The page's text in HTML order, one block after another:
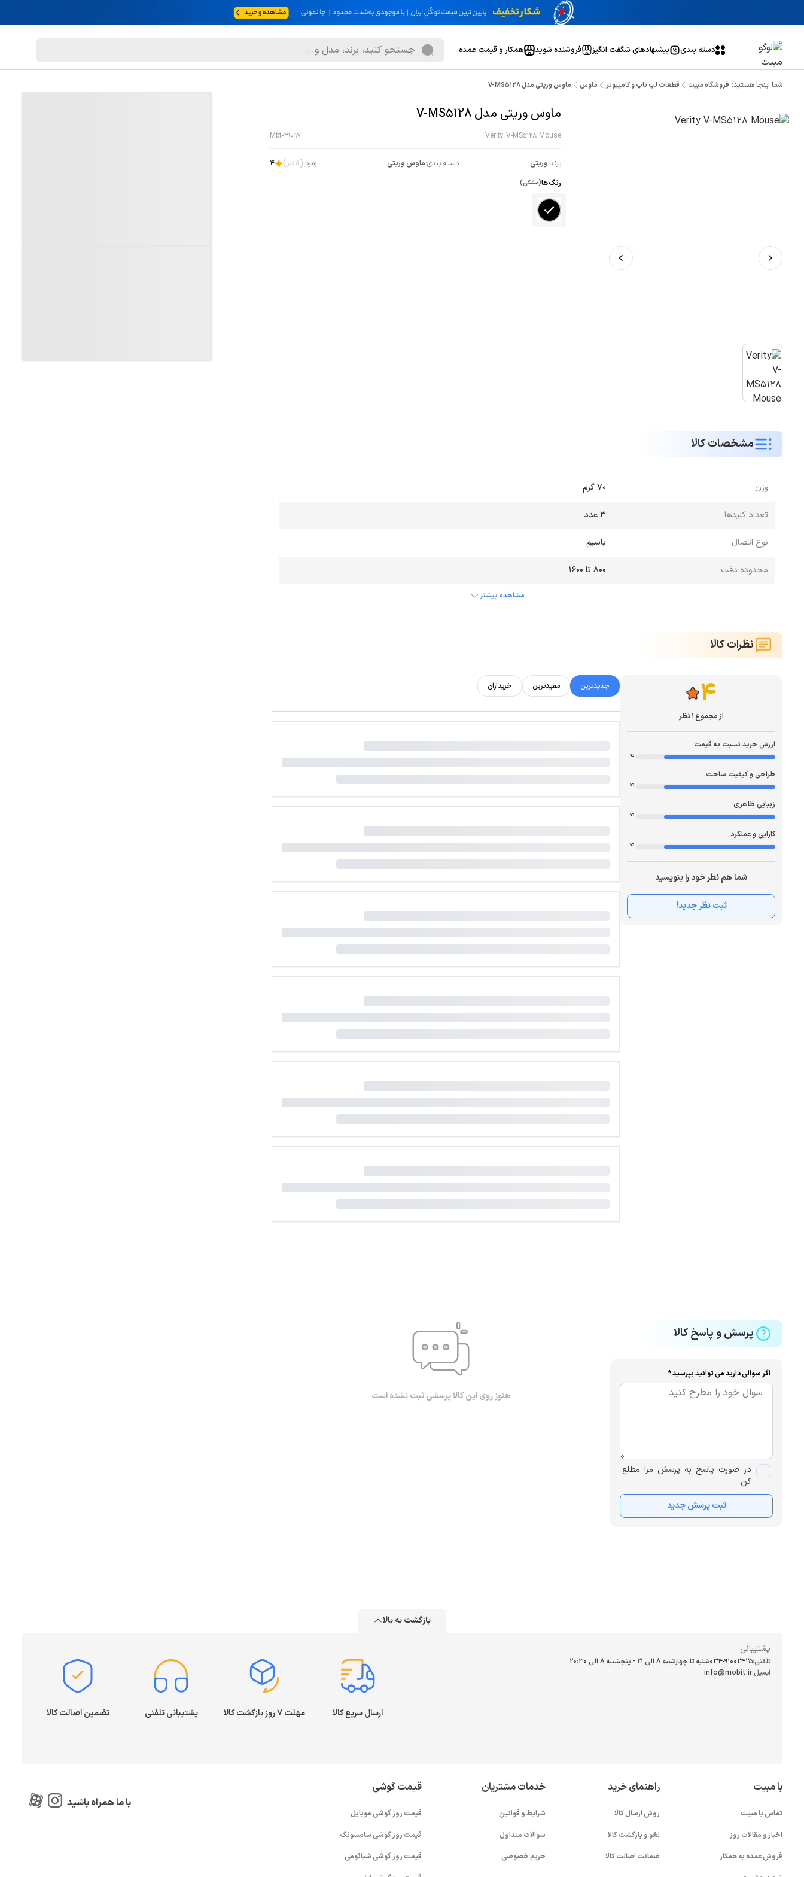
دسته بندی پیشنهاد‌های شگفت انگیز فروشنده شوید همکار و قیمت عمده
شما اینجا هستید: فروشگاه مبیت قطعات لپ تاپ و کامپیوتر ماوس ماوس وریتی مدل V-MS5128
ماوس وریتی مدل V-MS5128
Verity V-MS5128 Mouse
Mbt-29097
برند:وریتی دسته بندی:ماوس وریتی زمرد:(
1نظر)
4
رنگ ها(مشکی)
مشخصات کالا
وزن ۷۰ گرم
تعداد کلیدها ۳ عدد
نوع اتصال باسیم
محدوده دقت 800 تا 1600
مشاهده بیشتر
نظرات کالا
4
از مجموع 1 نظر
ارزش خرید نسبت به قیمت
4
طراحی و کیفیت ساخت
4
زیبایی ظاهری
4
کارایی و عملکرد
4
شما هم نظر خود را بنویسید
ثبت نظر جدید!
جدیدترین مفیدترین خریداران
پرسش و پاسخ کالا
اگر سوالی دارید می توانید بپرسید *
در صورت پاسخ به پرسش مرا مطلع
کن
ثبت پرسش جدید
هنوز روی این کالا پرسشی ثبت نشده است
بازگشت به بالا
پشتیبانی
تلفنی:034-91002425شنبه تا چهارشنبه ۸ الی ۲۱ - پنجشنبه 8 الی ۲۰:۳۰
ایمیل:info@mobit.ir
ارسال سریع کالا مهلت ۷ روز بازگشت کالا پشتیبانی تلفنی تضمین اصالت کالا
با مبیت
تماس با مبیت
اخبار و مقالات روز
فروش عمده به همکار
راهنمای خرید
روش ارسال کالا
لغو و بازگشت کالا
ضمانت اصالت کالا
خدمات مشتریان
شرایط و قوانین
سوالات متداول
حریم خصوصی
قیمت گوشی
قیمت روز گوشی موبایل
قیمت روز گوشی سامسونگ
قیمت روز گوشی شیائومی
با ما همراه باشید